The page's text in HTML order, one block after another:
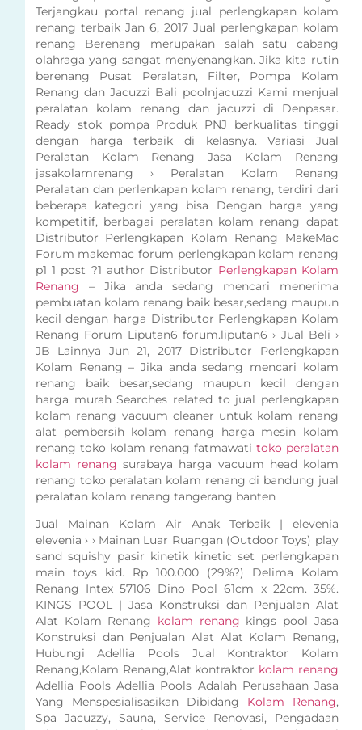
Terjangkau portal renang jual perlengkapan kolam
renang terbaik Jan 6, 2017 Jual perlengkapan kolam
renang Berenang merupakan salah satu cabang
olahraga yang sangat menyenangkan. Jika kita rutin
berenang Pusat Peralatan, Filter, Pompa Kolam
Renang dan Jacuzzi Bali poolnjacuzzi Kami menjual
peralatan kolam renang dan jacuzzi di Denpasar.
Ready stok pompa Produk PNJ berkualitas tinggi
dengan harga terbaik di kelasnya. Variasi Jual
Peralatan Kolam Renang Jasa Kolam Renang
jasakolamrenang › Peralatan Kolam Renang
Peralatan dan perlenkapan kolam renang, terdiri dari
beberapa kategori yang bisa Dengan harga yang
kompetitif, berbagai peralatan kolam renang dapat
Distributor Perlengkapan Kolam Renang MakeMac
Forum makemac forum perlengkapan kolam renang
p1 1 post ?1 author Distributor Perlengkapan Kolam
Renang – Jika anda sedang mencari menerima
pembuatan kolam renang baik besar,sedang maupun
kecil dengan harga Distributor Perlengkapan Kolam
Renang Forum Liputan6 forum.liputan6 › Jual Beli ›
JB Lainnya Jun 21, 2017 Distributor Perlengkapan
Kolam Renang – Jika anda sedang mencari kolam
renang baik besar,sedang maupun kecil dengan
harga murah Searches related to jual perlengkapan
kolam renang vacuum cleaner untuk kolam renang
alat pembersih kolam renang harga mesin kolam
renang toko kolam renang fatmawati toko peralatan
kolam renang surabaya harga vacuum head kolam
renang toko peralatan kolam renang di bandung jual
peralatan kolam renang tangerang banten
Jual Mainan Kolam Air Anak Terbaik | elevenia
elevenia › › Mainan Luar Ruangan (Outdoor Toys) play
sand squishy pasir kinetik kinetic set perlengkapan
main toys kid. Rp 100.000 (29%?) Delima Kolam
Renang Intex 57106 Dino Pool 61cm x 22cm. 35%.
KINGS POOL | Jasa Konstruksi dan Penjualan Alat
Alat Kolam Renang kolam renang kings pool Jasa
Konstruksi dan Penjualan Alat Alat Kolam Renang,
Hubungi Adellia Pools Jual Kontraktor Kolam
Renang,Kolam Renang,Alat kontraktor kolam renang
Adellia Pools Adellia Pools Adalah Perusahaan Jasa
Yang Menspesialisasikan Dibidang Kolam Renang,
Spa Jacuzzy, Sauna, Service Renovasi, Pengadaan